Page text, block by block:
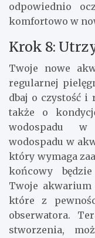
odpowiednio
komfortowo w
Krok 8:
Twoje nowe
regularnej
dbaj o czystość i
także o
wodospadu
wodospadu w
który wymaga
końcowy
Twoje
które z
obserwatora.
stworzenia,